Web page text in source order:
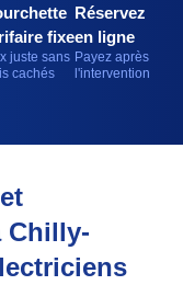
fixe
juste sans
cachés
Réservez
en ligne
Payez après
l'intervention
Chilly-